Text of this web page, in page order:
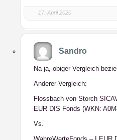
17. April 2020
Sandro
Na ja, obiger Vergleich
Anderer Vergleich:
Flossbach von Storch
EUR DIS Fonds (WKN:
Vs.